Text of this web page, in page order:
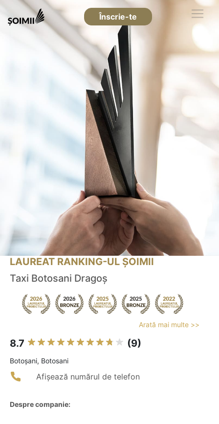
Înscrie-te
LAUREAT RANKING-UL ȘOIMII
Taxi Botosani Dragoș
Arată mai multe >>
8.7 (9)
Botoşani, Botosani
Afișează numărul de telefon
Despre companie: